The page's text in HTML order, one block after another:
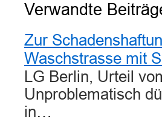
Verwandte
Zur
Waschstrasse mit
LG Berlin, Urteil
Unproblematisch
in…